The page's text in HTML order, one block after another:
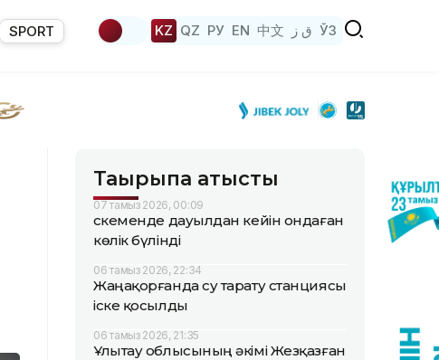
SPORT KZ QZ РУ EN 中文 ق ز ЎЗ
Тақырыпқа қатысты
07 тамыз 2026, 00:09
Өскеменде дауылдан кейін ондаған
көлік бүлінді
06 тамыз 2026, 22:34
Жаңақорғанда су тарату станциясы
іске қосылды
06 тамыз 2026, 21:35
Ұлытау облысының әкімі Жезқазған